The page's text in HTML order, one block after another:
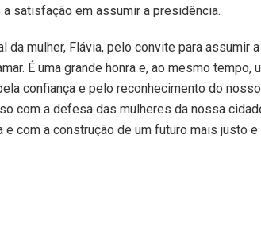
satisfação em assumir a presidência.
da mulher, Flávia, pelo convite para assumir
É uma grande honra e, ao mesmo tempo,
confiança e pelo reconhecimento do
com a defesa das mulheres da nossa
com a construção de um futuro mais justo